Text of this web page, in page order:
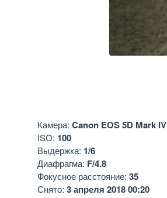
Камера: Canon EOS 5D Mark IV
ISO: 100
Выдержка: 1/6
Диафрагма: F/4.8
Фокусное расстояние: 35
Снято: 3 апреля 2018 00:20